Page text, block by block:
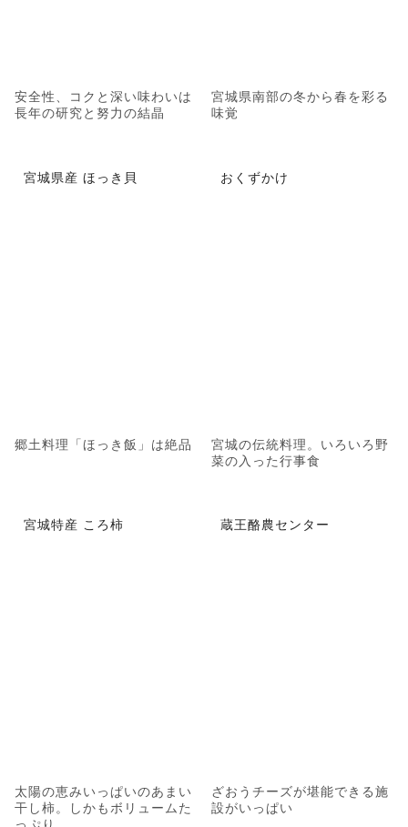
安全性、コクと深い味わいは
長年の研究と努力の結晶
宮城県南部の冬から春を彩る
味覚
宮城県産 ほっき貝
郷土料理「ほっき飯」は絶品
おくずかけ
宮城の伝統料理。いろいろ野
菜の入った行事食
宮城特産 ころ柿
太陽の恵みいっぱいのあまい
干し柿。しかもボリュームた
蔵王酪農センター
ざおうチーズが堪能できる施
設がいっぱい